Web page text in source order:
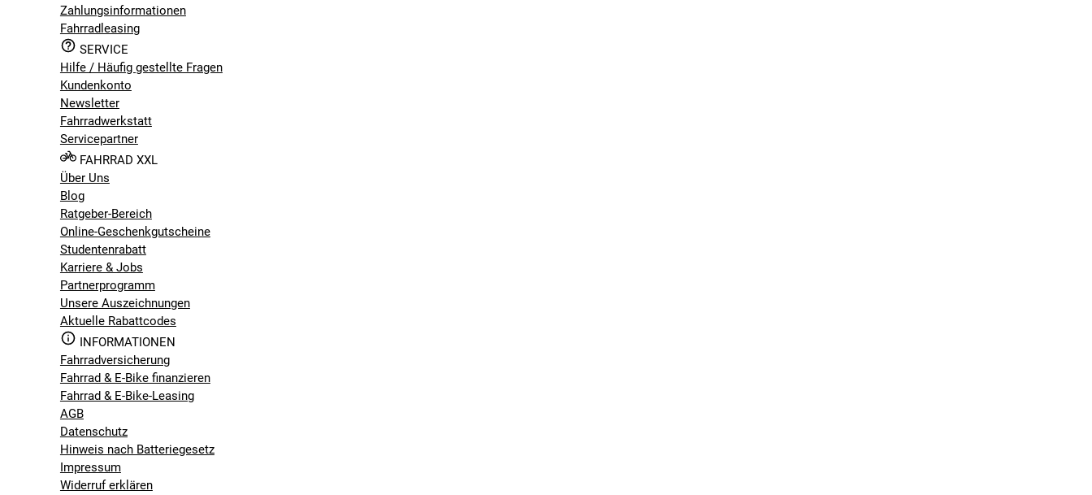
Zahlungsinformationen
Fahrradleasing
SERVICE
Hilfe / Häufig gestellte Fragen
Kundenkonto
Newsletter
Fahrradwerkstatt
Servicepartner
FAHRRAD XXL
Über Uns
Blog
Ratgeber-Bereich
Online-Geschenkgutscheine
Studentenrabatt
Karriere & Jobs
Partnerprogramm
Unsere Auszeichnungen
Aktuelle Rabattcodes
INFORMATIONEN
Fahrradversicherung
Fahrrad & E-Bike finanzieren
Fahrrad & E-Bike-Leasing
AGB
Datenschutz
Hinweis nach Batteriegesetz
Impressum
Widerruf erklären